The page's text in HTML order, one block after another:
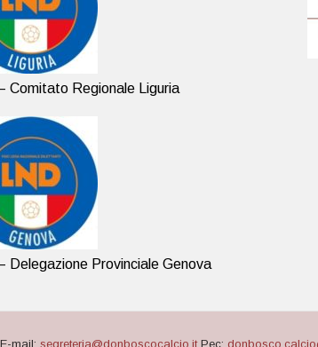
– Comitato Regionale Liguria
– Delegazione Provinciale Genova
mail: segreteria@donboscocalcio.itPec: